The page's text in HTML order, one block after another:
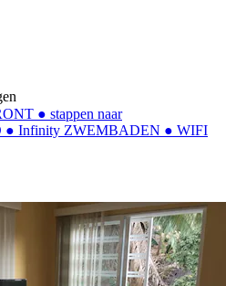
● stappen naar
● Infinity ZWEMBADEN ● WIFI